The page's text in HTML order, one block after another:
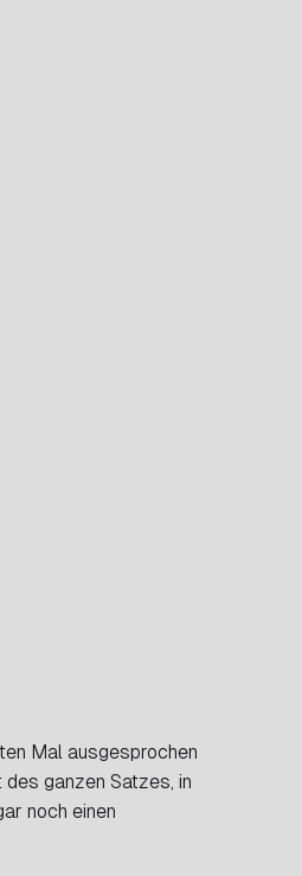
Mal ausgesprochen
ganzen Satzes, in
noch einen